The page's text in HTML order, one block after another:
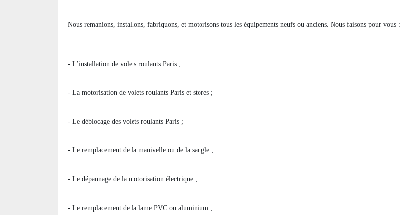
Nous remanions, installons, fabriquons, et motorisons tous les équipements neufs ou anciens. Nous faisons pour vous :
- L’installation de volets roulants Paris ;
- La motorisation de volets roulants Paris et stores ;
- Le déblocage des volets roulants Paris ;
- Le remplacement de la manivelle ou de la sangle ;
- Le dépannage de la motorisation électrique ;
- Le remplacement de la lame PVC ou aluminium ;